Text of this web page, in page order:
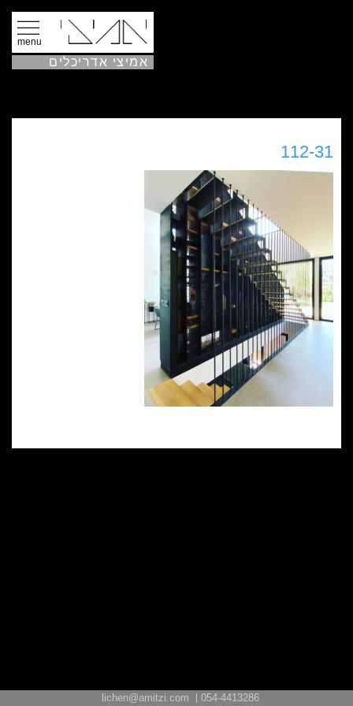
אמיצי אדריכלים
menu
112-31
054-4413286
lichen@amitzi.com